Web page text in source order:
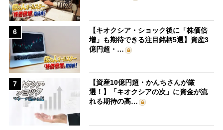
6
【キオクシア・ショック後に「株価倍
増」も期待できる注目銘柄5選】資産3
億円超・…
7
【資産10億円超・かんちさんが厳
選！】「キオクシアの次」に資金が流
れる期待の高…